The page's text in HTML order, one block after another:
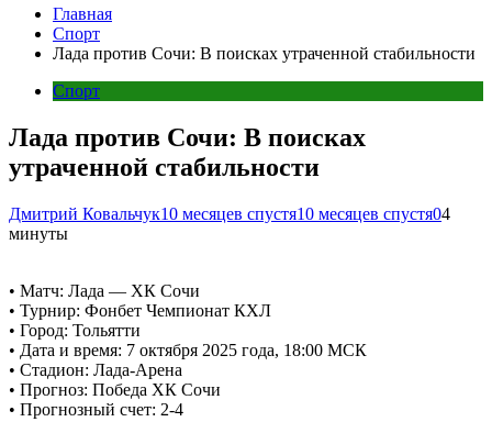
Главная
Спорт
Лада против Сочи: В поисках утраченной стабильности
Спорт
Лада против Сочи: В поисках
утраченной стабильности
Дмитрий Ковальчук10 месяцев спустя10 месяцев спустя04
минуты
• Матч: Лада — ХК Сочи
• Турнир: Фонбет Чемпионат КХЛ
• Город: Тольятти
• Дата и время: 7 октября 2025 года, 18:00 МСК
• Стадион: Лада-Арена
• Прогноз: Победа ХК Сочи
• Прогнозный счет: 2-4